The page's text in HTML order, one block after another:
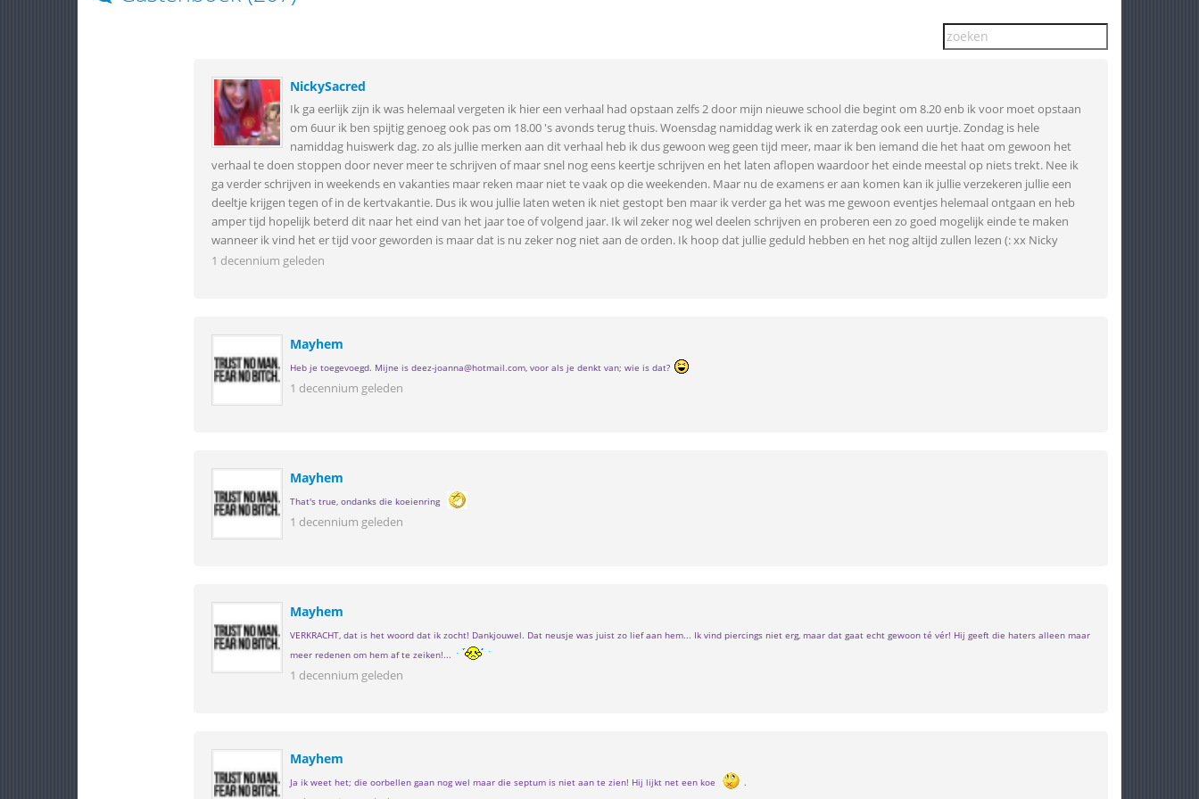
NickySacred
Ik ga eerlijk zijn ik was helemaal vergeten ik hier een verhaal had opstaan zelfs 2 door mijn nieuwe school die begint om 8.20 enb ik voor moet opstaan
om 6uur ik ben spijtig genoeg ook pas om 18.00 's avonds terug thuis. Woensdag namiddag werk ik en zaterdag ook een uurtje. Zondag is hele
namiddag huiswerk dag. zo als jullie merken aan dit verhaal heb ik dus gewoon weg geen tijd meer, maar ik ben iemand die het haat om gewoon het
verhaal te doen stoppen door never meer te schrijven of maar snel nog eens keertje schrijven en het laten aflopen waardoor het einde meestal op niets trekt. Nee ik
ga verder schrijven in weekends en vakanties maar reken maar niet te vaak op die weekenden. Maar nu de examens er aan komen kan ik jullie verzekeren jullie een
deeltje krijgen tegen of in de kertvakantie. Dus ik wou jullie laten weten ik niet gestopt ben maar ik verder ga het was me gewoon eventjes helemaal ontgaan en heb
amper tijd hopelijk beterd dit naar het eind van het jaar toe of volgend jaar. Ik wil zeker nog wel deelen schrijven en proberen een zo goed mogelijk einde te maken
wanneer ik vind het er tijd voor geworden is maar dat is nu zeker nog niet aan de orden. Ik hoop dat jullie geduld hebben en het nog altijd zullen lezen (: xx Nicky
1 decennium geleden
Mayhem
Heb je toegevoegd. Mijne is deez-joanna@hotmail.com, voor als je denkt van; wie is dat?
1 decennium geleden
Mayhem
That's true, ondanks die koeienring
1 decennium geleden
Mayhem
VERKRACHT, dat is het woord dat ik zocht! Dankjouwel. Dat neusje was juist zo lief aan hem... Ik vind piercings niet erg, maar dat gaat echt gewoon té vér! Hij geeft die haters alleen maar
meer redenen om hem af te zeiken!...
1 decennium geleden
Mayhem
Ja ik weet het; die oorbellen gaan nog wel maar die septum is niet aan te zien! Hij lijkt net een koe .